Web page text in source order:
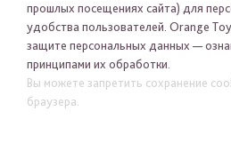
прошлых посещениях сайта) для
удобства пользователей. Orange
защите персональных данных —
принципами их обработки.
Вы можете запретить сохранение
браузера.